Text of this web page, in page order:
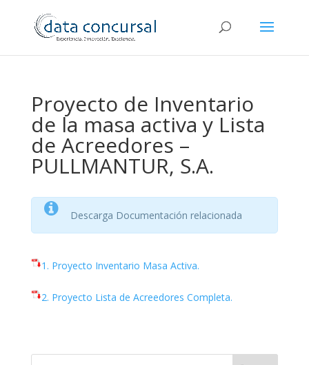
Proyecto de Inventario
de la masa activa y Lista
de Acreedores –
PULLMANTUR, S.A.
Descarga Documentación relacionada
1. Proyecto Inventario Masa Activa.
2. Proyecto Lista de Acreedores Completa.